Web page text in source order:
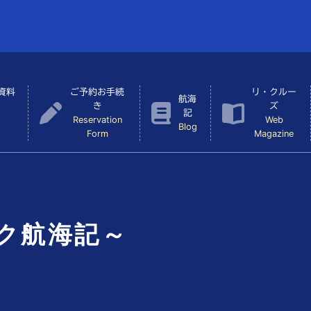
料
ご予約お手続
き
Reservation
Form
航海
記
Blog
リ・クルー
ズ
Web
Magazine
航海記～